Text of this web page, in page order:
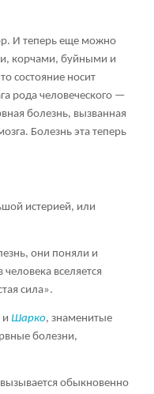
И теперь еще можно
корчами, буйными и
состояние носит
рода человеческого —
болезнь, вызванная
Болезнь эта теперь
истерией, или
они поняли и
вселяется
сила».
и Шарко, знаменитые
болезни,
обыкновенно